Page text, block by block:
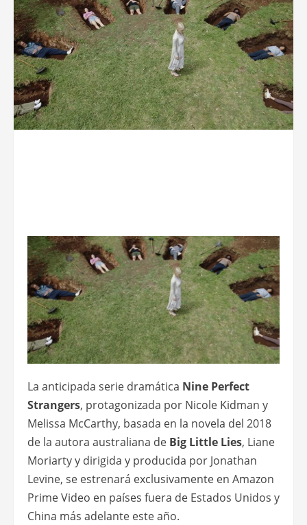
La anticipada serie dramática Nine Perfect
Strangers, protagonizada por Nicole Kidman y
Melissa McCarthy, basada en la novela del 2018
de la autora australiana de Big Little Lies, Liane
Moriarty y dirigida y producida por Jonathan
Levine, se estrenará exclusivamente en Amazon
Prime Video en países fuera de Estados Unidos y
China más adelante este año.